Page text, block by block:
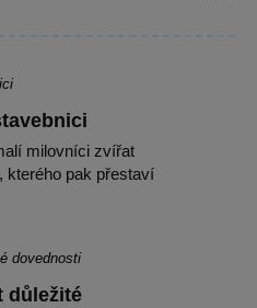
milovníci zvířat
kterého pak přestaví
důležité